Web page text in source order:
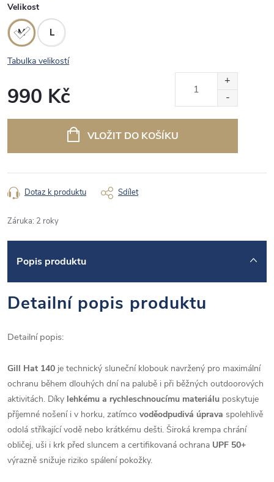
Velikost
M L
Tabulka velikostí
990 Kč
VLOŽIT DO KOŠÍKU
Dotaz k produktu Sdílet
Záruka: 2 roky
Popis produktu
Detailní popis produktu
Detailní popis:
Gill Hat 140 je technický sluneční klobouk navržený pro maximální
ochranu během dlouhých dní na palubě i při běžných outdoorových
aktivitách. Díky lehkému a rychleschnoucímu materiálu poskytuje
příjemné nošení i v horku, zatímco voděodpudivá úprava spolehlivě
odolá stříkající vodě nebo krátkému dešti. Široká krempa chrání
obličej, uši i krk před sluncem a certifikovaná ochrana UPF 50+
výrazně snižuje riziko spálení pokožky.